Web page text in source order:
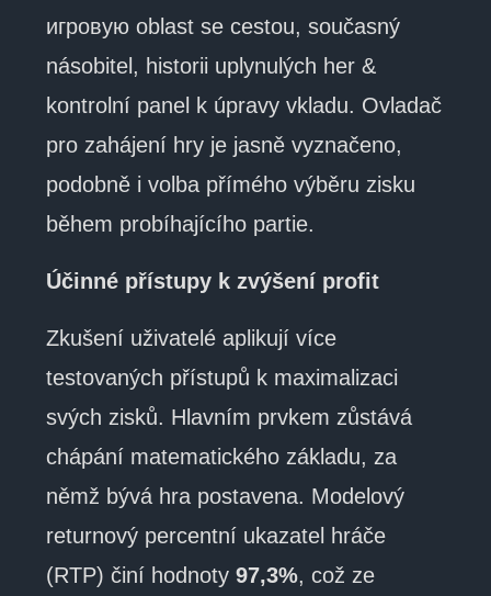
игровую oblast se cestou, současný
násobitel, historii uplynulých her &
kontrolní panel k úpravy vkladu. Ovladač
pro zahájení hry je jasně vyznačeno,
podobně i volba přímého výběru zisku
během probíhajícího partie.
Účinné přístupy k zvýšení profit
Zkušení uživatelé aplikují více
testovaných přístupů k maximalizaci
svých zisků. Hlavním prvkem zůstává
chápání matematického základu, za
němž bývá hra postavena. Modelový
returnový percentní ukazatel hráče
(RTP) činí hodnoty97,3%, což ze